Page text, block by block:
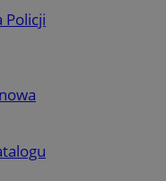
Policji